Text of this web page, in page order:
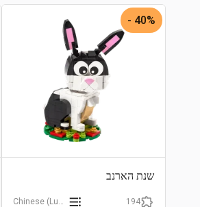
התחבר לצפייה בגרף 40% -
שנת הארנב
194